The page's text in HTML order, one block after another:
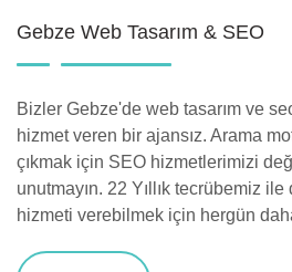
Gebze Web Tasarım & SEO
Bizler Gebze'de web tasarım ve
hizmet veren bir ajansız. Arama
çıkmak için SEO hizmetlerimizi
unutmayın. 22 Yıllık tecrübemiz
hizmeti verebilmek için hergün